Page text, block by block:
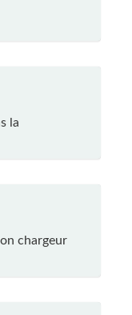
la
chargeur